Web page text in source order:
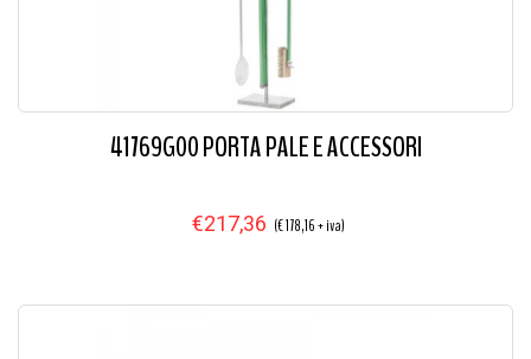
41769G00 PORTA PALE E ACCESSORI
€217,36 (€ 178,16 + iva)